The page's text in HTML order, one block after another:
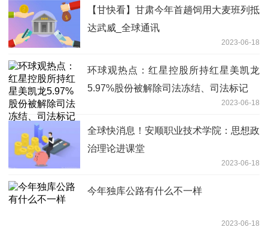
【甘快看】甘肃今年首趟饲用大麦班列抵
达武威_全球通讯
2023-06-18
环球观热点：红星控股所持红星美凯龙
5.97%股份被解除司法冻结、司法标记
2023-06-18
全球快消息！安顺职业技术学院：思想政
治理论进课堂
2023-06-18
今年独库公路有什么不一样
2023-06-18